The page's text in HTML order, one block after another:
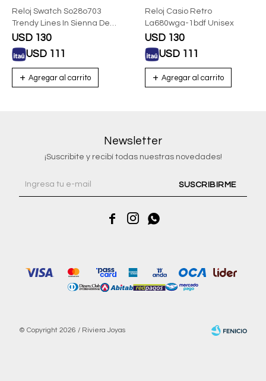
Reloj Swatch So28o703
Trendy Lines In Sienna De
Silicona
USD 130
USD 111
Reloj Casio Retro
La680wga-1bdf Unisex
USD 130
USD 111
Newsletter
¡Suscribite y recibí todas nuestras novedades!
SUSCRIBIRME
  
© Copyright 2026 / Riviera Joyas